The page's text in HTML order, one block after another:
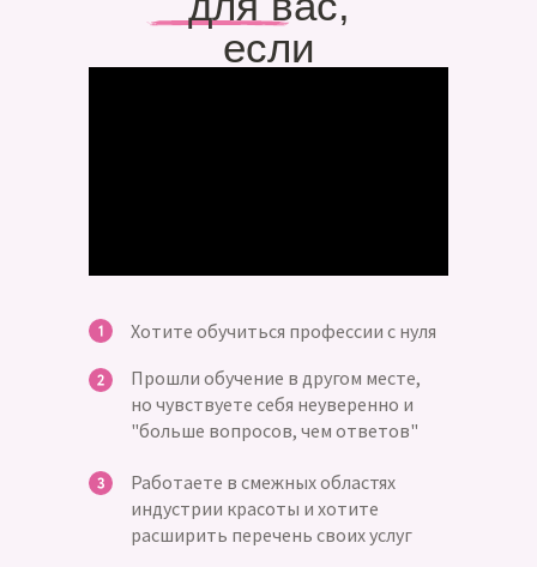
Прошли обучение в другом месте,
но чувствуете себя неуверенно и
"больше вопросов, чем ответов"
Работаете в смежных областях
индустрии красоты и хотите
расширить перечень своих услуг
Хотите обучиться профессии с нуля
если